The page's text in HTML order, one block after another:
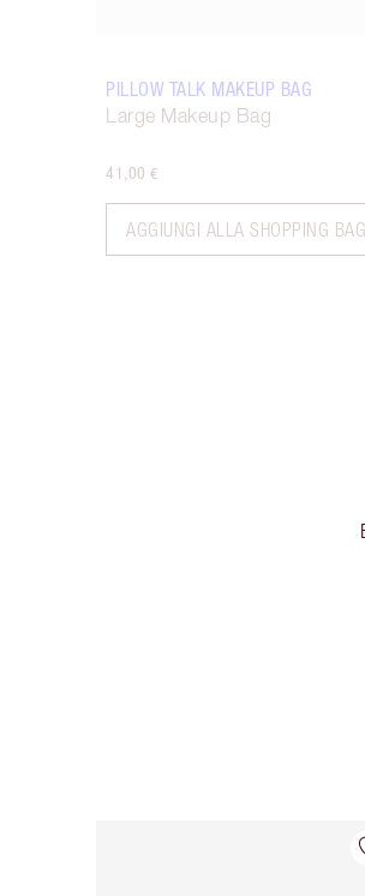
PILLOW TALK MAKEUP BAG
Large Makeup Bag
41,00 €
AGGIUNGI ALLA SHOPPING BAG
Articolo 1 di